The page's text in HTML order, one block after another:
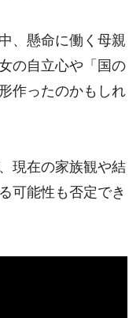
、懸命に働く母親
の自立心や「国の
作ったのかもしれ
現在の家族観や結
可能性も否定でき